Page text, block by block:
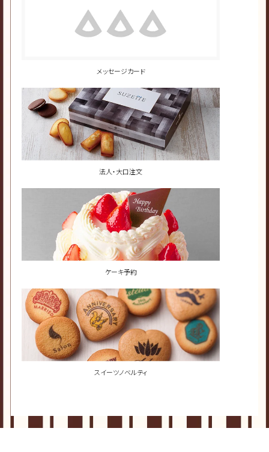
メッセージカード
法人・大口注文
ケーキ予約
スイーツノベルティ